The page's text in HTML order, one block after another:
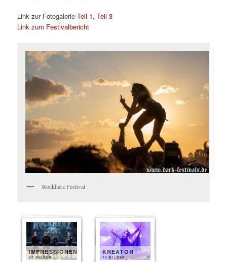
Link zur FotogalerieTeil 1,Teil 3
Link zum Festivalbericht
Rockharz Festival
IMPRESSIONEN
27 BILDER
KREATOR
15 BILDER